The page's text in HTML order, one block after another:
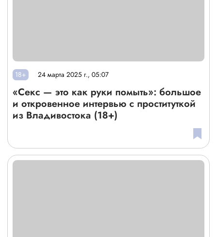
18+ 24 марта 2025 г., 05:07
«Секс — это как руки помыть»: большое
и откровенное интервью с проституткой
из Владивостока (18+)